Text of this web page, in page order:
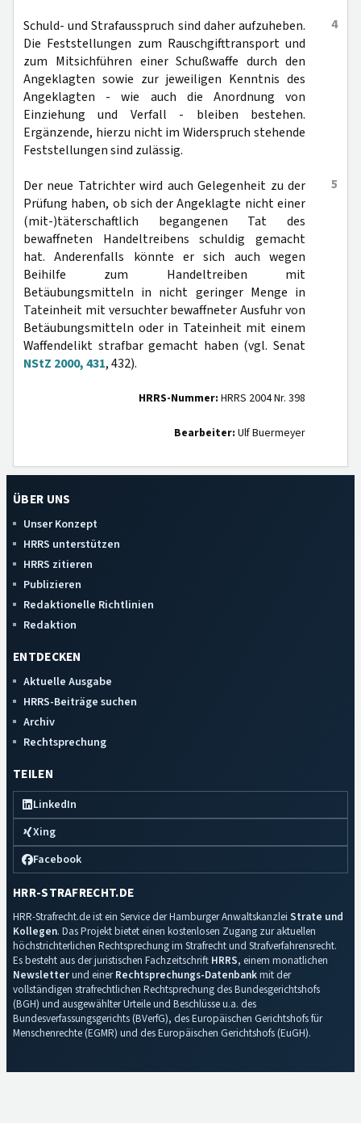
4
Schuld- und Strafausspruch sind daher aufzuheben.
Die Feststellungen zum Rauschgifttransport und
zum Mitsichführen einer Schußwaffe durch den
Angeklagten sowie zur jeweiligen Kenntnis des
Angeklagten - wie auch die Anordnung von
Einziehung und Verfall - bleiben bestehen.
Ergänzende, hierzu nicht im Widerspruch stehende
Feststellungen sind zulässig.
5
Der neue Tatrichter wird auch Gelegenheit zu der
Prüfung haben, ob sich der Angeklagte nicht einer
(mit-)täterschaftlich begangenen Tat des
bewaffneten Handeltreibens schuldig gemacht
hat. Anderenfalls könnte er sich auch wegen
Beihilfe zum Handeltreiben mit
Betäubungsmitteln in nicht geringer Menge in
Tateinheit mit versuchter bewaffneter Ausfuhr von
Betäubungsmitteln oder in Tateinheit mit einem
Waffendelikt strafbar gemacht haben (vgl. Senat
NStZ 2000, 431, 432).
HRRS-Nummer: HRRS 2004 Nr. 398
Bearbeiter: Ulf Buermeyer
ÜBER UNS
Unser Konzept
HRRS unterstützen
HRRS zitieren
Publizieren
Redaktionelle Richtlinien
Redaktion
ENTDECKEN
Aktuelle Ausgabe
HRRS-Beiträge suchen
Archiv
Rechtsprechung
TEILEN
LinkedIn
Xing
Facebook
HRR-STRAFRECHT.DE
HRR-Strafrecht.de ist ein Service der Hamburger Anwaltskanzlei Strate und
Kollegen. Das Projekt bietet einen kostenlosen Zugang zur aktuellen
höchstrichterlichen Rechtsprechung im Strafrecht und Strafverfahrensrecht.
Es besteht aus der juristischen Fachzeitschrift HRRS, einem monatlichen
Newsletterund einerRechtsprechungs-Datenbankmit der
vollständigen strafrechtlichen Rechtsprechung des Bundesgerichtshofs
(BGH) und ausgewählter Urteile und Beschlüsse u.a. des
Bundesverfassungsgerichts (BVerfG), des Europäischen Gerichtshofs für
Menschenrechte (EGMR) und des Europäischen Gerichtshofs (EuGH).